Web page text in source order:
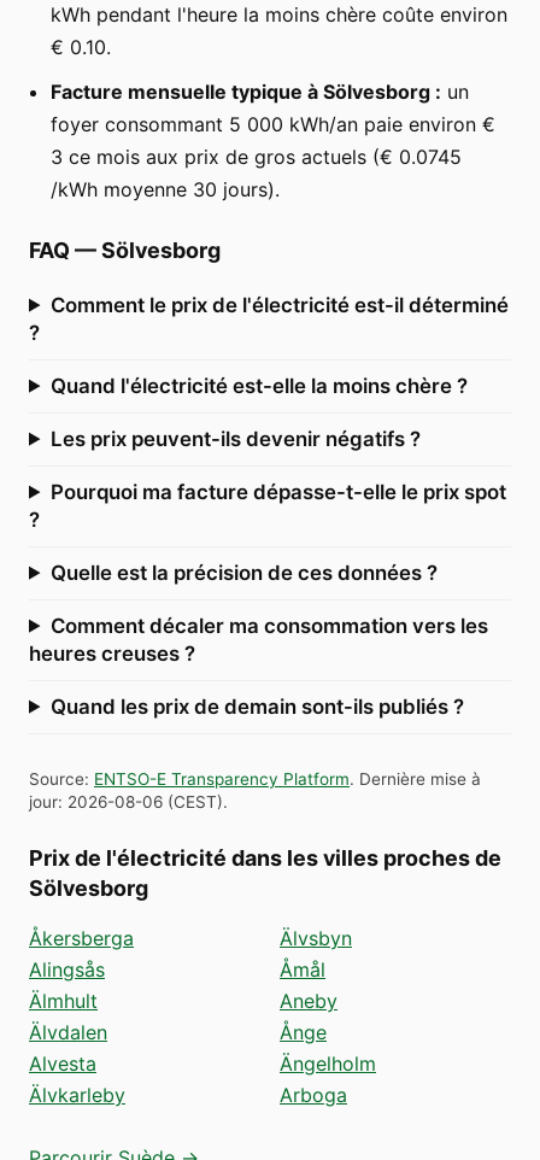
kWh pendant l'heure la moins chère coûte environ
€ 0.10.
Facture mensuelle typique à Sölvesborg : un
foyer consommant 5 000 kWh/an paie environ €
3 ce mois aux prix de gros actuels (€ 0.0745
/kWh moyenne 30 jours).
FAQ —Sölvesborg
Comment le prix de l'électricité est-il déterminé
?
Quand l'électricité est-elle la moins chère ?
Les prix peuvent-ils devenir négatifs ?
Pourquoi ma facture dépasse-t-elle le prix spot
?
Quelle est la précision de ces données ?
Comment décaler ma consommation vers les
heures creuses ?
Quand les prix de demain sont-ils publiés ?
Source: ENTSO-E Transparency Platform. Dernière mise à
jour: 2026-08-06 (CEST).
Prix de l'électricité dans les villes proches de
Sölvesborg
Åkersberga
Alingsås
Älmhult
Älvdalen
Alvesta
Älvkarleby
Älvsbyn
Åmål
Aneby
Ånge
Ängelholm
Arboga